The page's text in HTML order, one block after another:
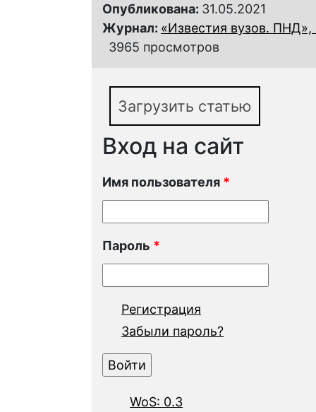
Опубликована: 31.05.2021
Журнал: «Известия вузов.
3965 просмотров
Загрузить статью
Вход на сайт
Имя пользователя *
Пароль *
Регистрация
Забыли пароль?
WoS: 0.3